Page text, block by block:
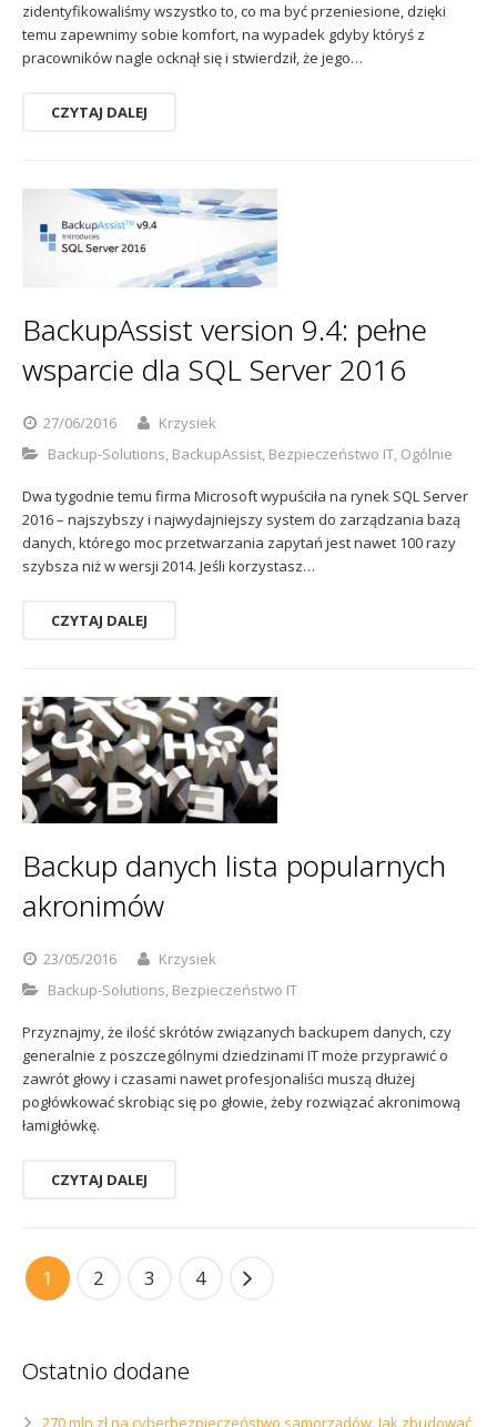
zidentyfikowaliśmy wszystko to, co ma być przeniesione, dzięki
temu zapewnimy sobie komfort, na wypadek gdyby któryś z
pracowników nagle ocknął się i stwierdził, że jego…
CZYTAJ DALEJ
BackupAssist version 9.4: pełne
wsparcie dla SQL Server 2016
27/06/2016
Krzysiek
Backup-Solutions, BackupAssist, Bezpieczeństwo IT, Ogólnie
Dwa tygodnie temu firma Microsoft wypuściła na rynek SQL Server
2016 – najszybszy i najwydajniejszy system do zarządzania bazą
danych, którego moc przetwarzania zapytań jest nawet 100 razy
szybsza niż w wersji 2014. Jeśli korzystasz…
CZYTAJ DALEJ
Backup danych lista popularnych
akronimów
23/05/2016
Krzysiek
Backup-Solutions, Bezpieczeństwo IT
Przyznajmy, że ilość skrótów związanych backupem danych, czy
generalnie z poszczególnymi dziedzinami IT może przyprawić o
zawrót głowy i czasami nawet profesjonaliści muszą dłużej
pogłówkować skrobiąc się po głowie, żeby rozwiązać akronimową
łamigłówkę.
CZYTAJ DALEJ
1 2 3 4
Ostatnio dodane